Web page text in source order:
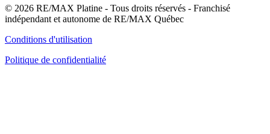
© 2026 RE/MAX Platine - Tous droits réservés - Franchisé
indépendant et autonome de RE/MAX Québec
Conditions d'utilisation
Politique de confidentialité